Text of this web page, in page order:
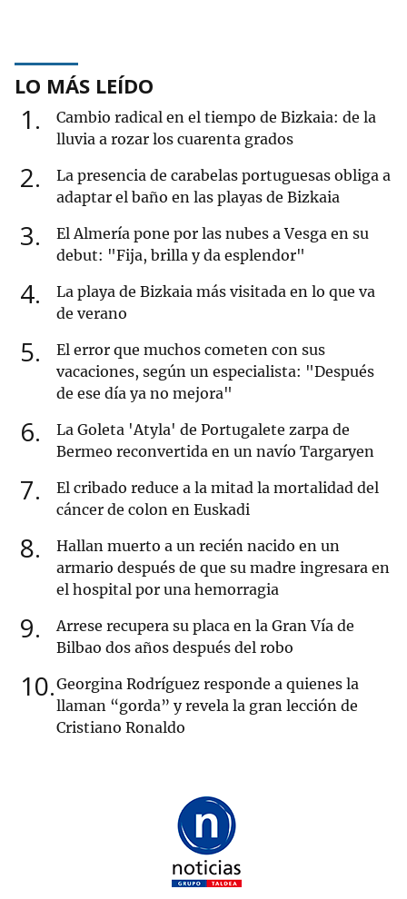
LO MÁS LEÍDO
1
Cambio radical en el tiempo de Bizkaia: de la
lluvia a rozar los cuarenta grados
2
La presencia de carabelas portuguesas obliga a
adaptar el baño en las playas de Bizkaia
3
El Almería pone por las nubes a Vesga en su
debut: "Fija, brilla y da esplendor"
4
La playa de Bizkaia más visitada en lo que va
de verano
5
El error que muchos cometen con sus
vacaciones, según un especialista: "Después
de ese día ya no mejora"
6
La Goleta 'Atyla' de Portugalete zarpa de
Bermeo reconvertida en un navío Targaryen
7
El cribado reduce a la mitad la mortalidad del
cáncer de colon en Euskadi
8
Hallan muerto a un recién nacido en un
armario después de que su madre ingresara en
el hospital por una hemorragia
9
Arrese recupera su placa en la Gran Vía de
Bilbao dos años después del robo
10 Georgina Rodríguez responde a quienes la
llaman “gorda” y revela la gran lección de
Cristiano Ronaldo